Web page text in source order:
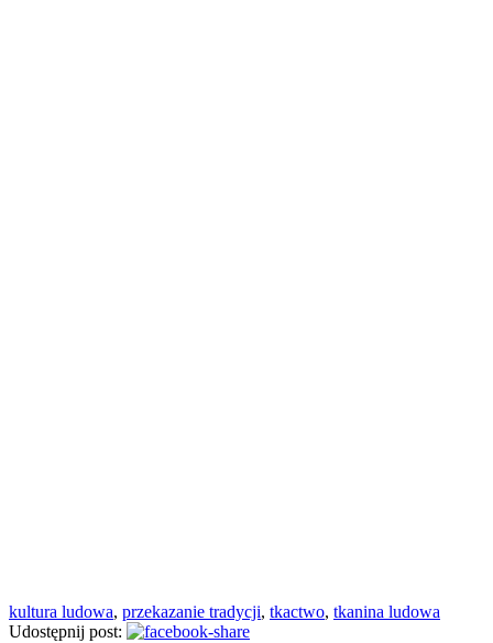
kultura ludowa, przekazanie tradycji, tkactwo, tkanina ludowa
Udostępnij post: